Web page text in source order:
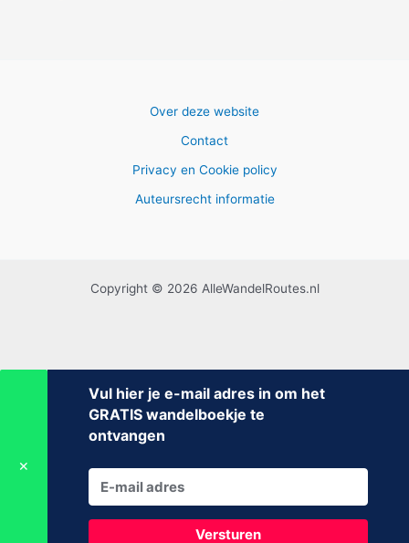
Over deze website
Contact
Privacy en Cookie policy
Auteursrecht informatie
Copyright © 2026 AlleWandelRoutes.nl
✕
Vul hier je e-mail adres in om het
GRATIS wandelboekje te
ontvangen
Versturen